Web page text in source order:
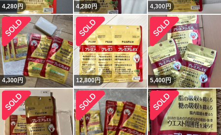
4,280円 4,280円 4,300円
4,300円 12,800円 5,400円